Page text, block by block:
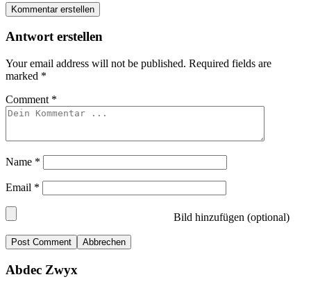
Kommentar erstellen
Antwort erstellen
Your email address will not be published. Required fields are
marked *
Comment *
Name *
Email *
Bild hinzufügen (optional)
Abbrechen
Abdec Zwyx